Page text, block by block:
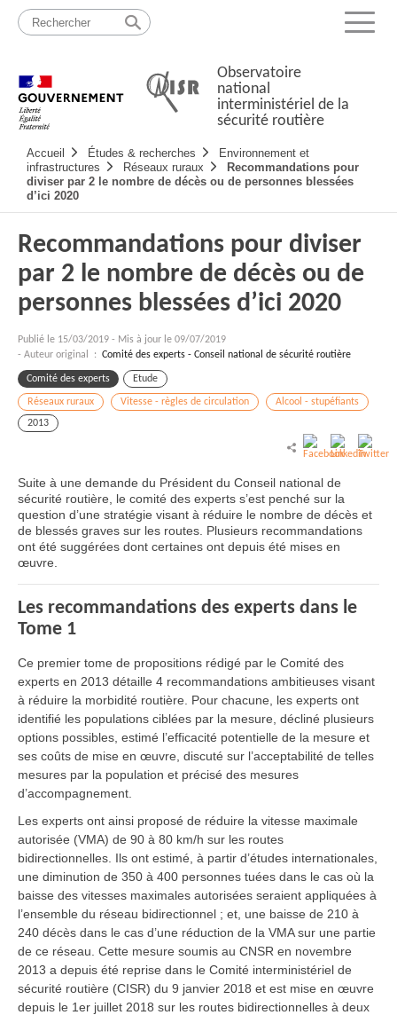
Passer
contenu
Menu
Observatoire
national
interministériel de la
sécurité routière
principale
Accueil Études & recherches
Environnement et
infrastructures
Réseaux ruraux
Recommandations pour
diviser par 2 le nombre de décès ou de personnes blessées
d’ici 2020
Recommandations pour diviser
par 2 le nombre de décès ou de
personnes blessées d’ici 2020
Publié le 15/03/2019 - Mis à jour le 09/07/2019
- Auteur original : Comité des experts - Conseil national de sécurité routière
Comité des experts Etude
Réseaux ruraux Vitesse - règles de circulation
Alcool - stupéfiants
2013
Suite à une demande du Président du Conseil national de
sécurité routière, le comité des experts s’est penché sur la
question d’une stratégie visant à réduire le nombre de décès et
de blessés graves sur les routes. Plusieurs recommandations
ont été suggérées dont certaines ont depuis été mises en
œuvre.
Les recommandations des experts dans le
Tome 1
Ce premier tome de propositions rédigé par le Comité des
experts en 2013 détaille 4 recommandations ambitieuses visant
à réduire la morbidité routière. Pour chacune, les experts ont
identifié les populations ciblées par la mesure, décliné plusieurs
options possibles, estimé l’efficacité potentielle de la mesure et
ses coûts de mise en œuvre, discuté sur l’acceptabilité de telles
mesures par la population et précisé des mesures
d’accompagnement.
Les experts ont ainsi proposé de réduire la vitesse maximale
autorisée (VMA) de 90 à 80 km/h sur les routes
bidirectionnelles. Ils ont estimé, à partir d’études internationales,
une diminution de 350 à 400 personnes tuées dans le cas où la
baisse des vitesses maximales autorisées seraient appliquées à
l’ensemble du réseau bidirectionnel ; et, une baisse de 210 à
240 décès dans le cas d’une réduction de la VMA sur une partie
de ce réseau. Cette mesure soumis au CNSR en novembre
2013 a depuis été reprise dans le Comité interministériel de
sécurité routière (CISR) du 9 janvier 2018 et est mise en œuvre
depuis le 1er juillet 2018 sur les routes bidirectionnelles à deux